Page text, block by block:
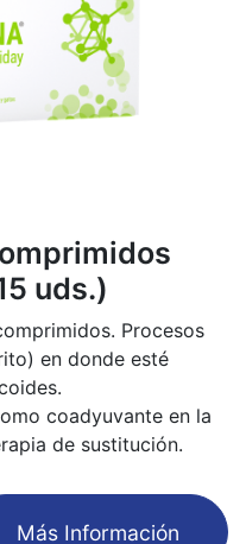
uds.)
Procesos
en donde esté
coadyuvante en la
de sustitución.
​Más Información